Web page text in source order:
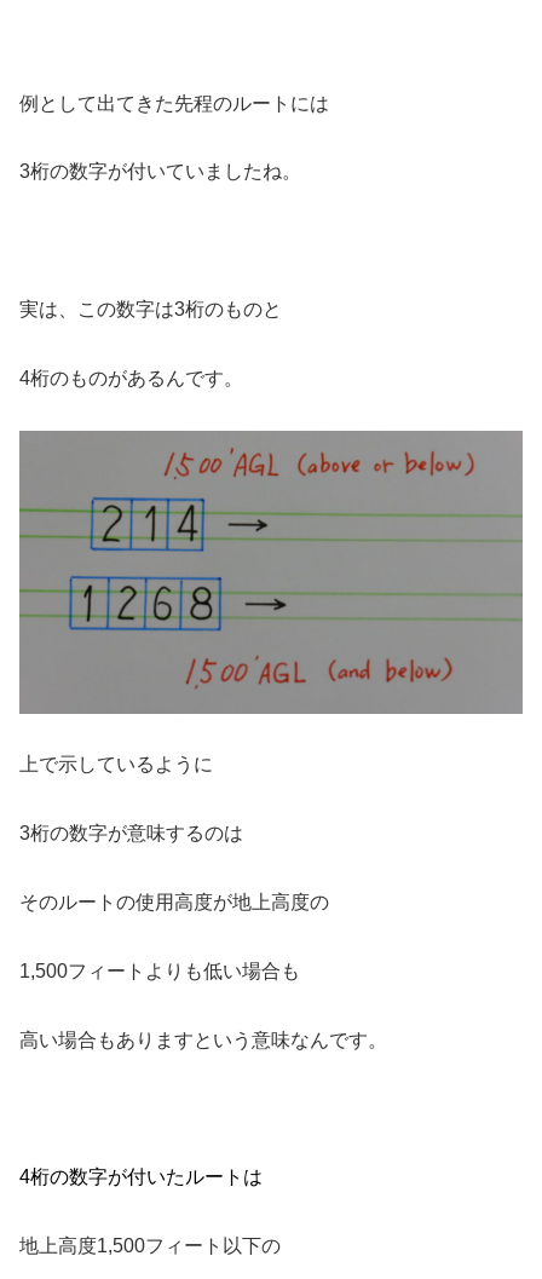
例として出てきた先程のルートには
3桁の数字が付いていましたね。
実は、この数字は3桁のものと
4桁のものがあるんです。
上で示しているように
3桁の数字が意味するのは
そのルートの使用高度が地上高度の
1,500フィートよりも低い場合も
高い場合もありますという意味なんです。
4桁の数字が付いたルートは
地上高度1,500フィート以下の